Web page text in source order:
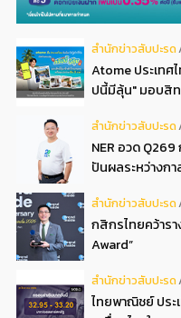
สํานักข่าวสับปะรด
Atome ประเท
ปนี้มีลุ้น" มอบสิท
สํานักข่าวสับปะรด
NER อวด Q269
ปันผลระหว่างก
สํานักข่าวสับปะรด
กสิกรไทยคว้าร
Award”
สํานักข่าวสับปะรด
ไทยพาณิชย์ ประ